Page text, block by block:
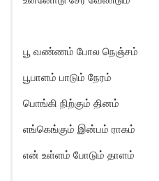
பூ வண்ணம் போல நெஞ்சம்
பூபாளம் பாடும் நேரம்
பொங்கி நிற்கும் தினம்
எங்கெங்கும் இன்பம் ராகம்
என் உள்ளம் போடும் தாளம்